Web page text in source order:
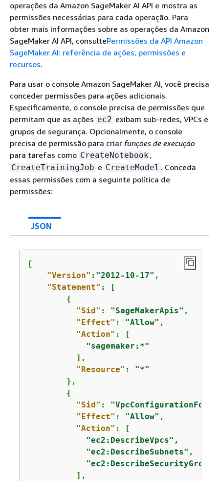
operações da Amazon SageMaker AI API e mostra as
permissões necessárias para cada operação. Para
obter mais informações sobre as operações da Amazon
SageMaker AI API, consultePermissões da API Amazon
SageMaker AI: referência de ações, permissões e
recursos.
Para usar o console Amazon SageMaker AI, você precisa
conceder permissões para ações adicionais.
Especificamente, o console precisa de permissões que
permitam que as ações ec2 exibam sub-redes, VPCs e
grupos de segurança. Opcionalmente, o console
precisa de permissão para criar funções de execução
para tarefas como CreateNotebook ,
CreateTrainingJob e CreateModel . Conceda
essas permissões com a seguinte política de
permissões:
JSON
{
"Version" : "2012-10-17" ,
"Statement" : [
{
"Sid" : "SageMakerApis" ,
"Effect" : "Allow" ,
"Action" : [
"sagemaker:*"
          ],
"Resource" : "*"
        },
{
"Sid" :
"Effect" : "Allow" ,
"Action" : [
"ec2:DescribeVpcs" ,
"ec2:DescribeSubnets" ,
          ],